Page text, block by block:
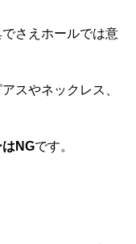
さえホールでは意
スやネックレス、
NGです。